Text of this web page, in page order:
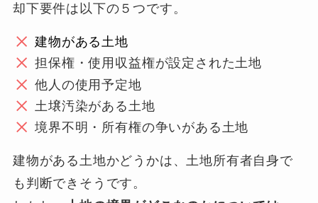
却下要件は以下の５つです。
建物がある土地
担保権・使用収益権が設定された土地
他人の使用予定地
土壌汚染がある土地
境界不明・所有権の争いがある土地
建物がある土地かどうかは、土地所有者自身で
も判断できそうです。